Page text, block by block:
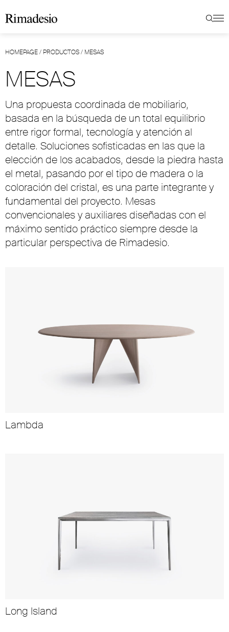
HOMEPAGE/ PRODUCTOS/ MESAS
MESAS
Una propuesta coordinada de mobiliario,
basada en la búsqueda de un total equilibrio
entre rigor formal, tecnología y atención al
detalle. Soluciones sofisticadas en las que la
elección de los acabados, desde la piedra hasta
el metal, pasando por el tipo de madera o la
coloración del cristal, es una parte integrante y
fundamental del proyecto. Mesas
convencionales y auxiliares diseñadas con el
máximo sentido práctico siempre desde la
particular perspectiva de Rimadesio.
Lambda
Long Island